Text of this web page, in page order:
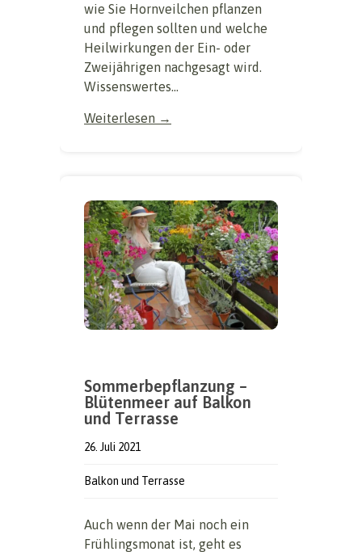
wie Sie Hornveilchen pflanzen
und pflegen sollten und welche
Heilwirkungen der Ein- oder
Zweijährigen nachgesagt wird.
Wissenswertes...
Weiterlesen →
Sommerbepflanzung –
Blütenmeer auf Balkon
und Terrasse
26. Juli 2021
Balkon und Terrasse
Auch wenn der Mai noch ein
Frühlingsmonat ist, geht es